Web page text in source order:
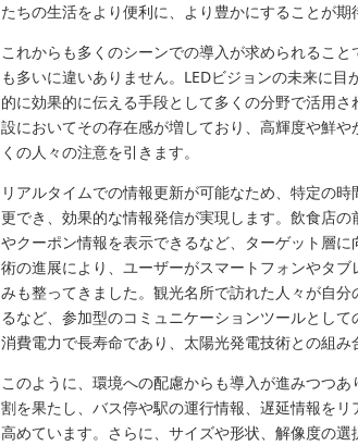
たちの生活をより便利に、より豊かにすることが期
これからも多くのシーンでの導入が求められるこ
も多いに違いありません。LEDビジョンの未来に
的に効果的に伝える手段として多くの分野で活用
設においてその存在感が増しており、高輝度や鮮
くの人々の注意を引きます。
リアルタイムでの情報更新が可能なため、特定の
更でき、効果的な情報発信が実現します。飲食店
やクーポン情報を表示できるなど、ターゲット層
術の進展により、ユーザーがスマートフォンやタ
みも整ってきました。観光名所で訪れた人々が自
るなど、参加型のコミュニケーションツールとし
消費電力で長寿命であり、太陽光発電技術との組み
このように、環境への配慮からも導入が進みつつ
割を果たし、バス停や駅の運行情報、遅延情報を
高めています。さらに、サイズや形状、解像度の